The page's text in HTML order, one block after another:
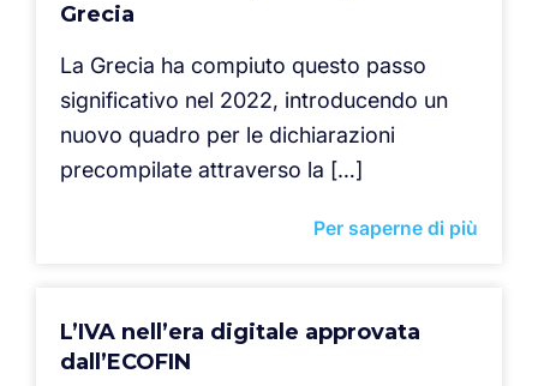
Grecia
La Grecia ha compiuto questo passo
significativo nel 2022, introducendo un
nuovo quadro per le dichiarazioni
precompilate attraverso la […]
Per saperne di più
L’IVA nell’era digitale approvata
dall’ECOFIN